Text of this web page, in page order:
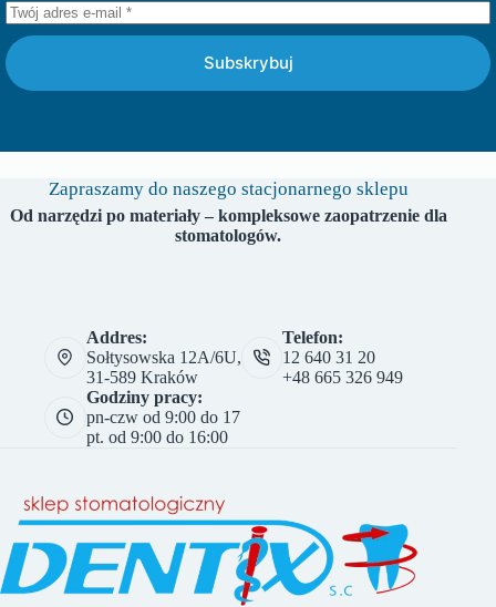
Subskrybuj
Zapraszamy do naszego stacjonarnego sklepu
Od narzędzi po materiały – kompleksowe zaopatrzenie dla
stomatologów.
Addres:
Sołtysowska 12A/6U,
31-589 Kraków
Telefon:
12 640 31 20
+48 665 326 949
Godziny pracy:
pn-czw od 9:00 do 17
pt. od 9:00 do 16:00